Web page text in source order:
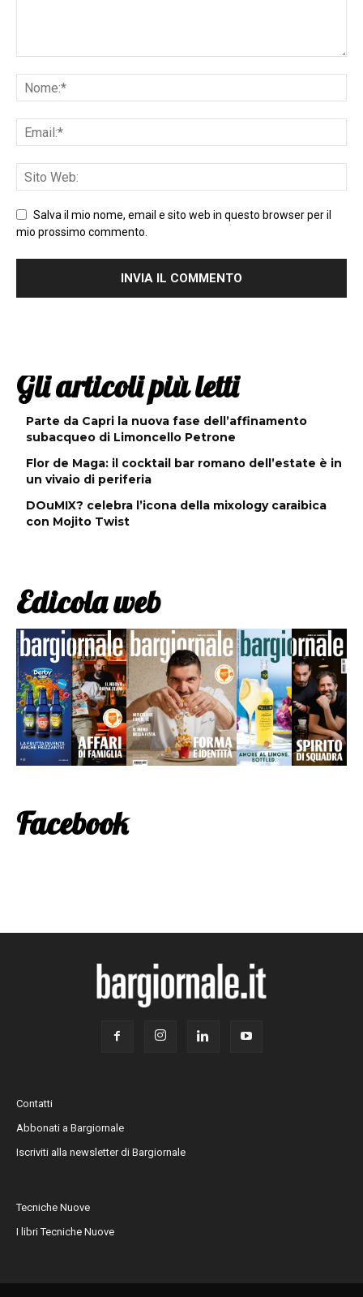
Salva il mio nome, email e sito web in questo browser per il
mio prossimo commento.
Gli articoli più letti
Parte da Capri la nuova fase dell’affinamento
subacqueo di Limoncello Petrone
Flor de Maga: il cocktail bar romano dell’estate è in
un vivaio di periferia
DOuMIX? celebra l’icona della mixology caraibica
con Mojito Twist
Edicola web
Facebook
Contatti
Abbonati a Bargiornale
Iscriviti alla newsletter di Bargiornale
Tecniche Nuove
I libri Tecniche Nuove